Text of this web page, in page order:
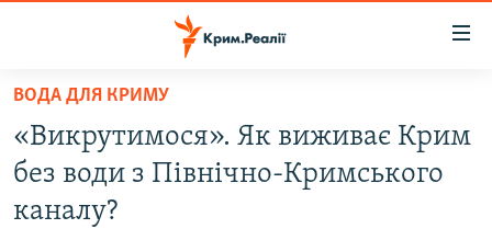
Перейти
основного
матеріалу
до
ВОДА.КРИМ
ВІДЕО ТА ФОТО
ВОДА ДЛЯ КРИМУ
«Викрутимося». Як виживає Крим
без води з Північно-Кримського
каналу?